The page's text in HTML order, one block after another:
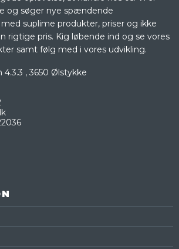
og søger nye spændende
suplime produkter, priser og ikke
rigtige pris. Kig løbende ind og se vores
samt følg med i vores udvikling.
, 3650 Ølstykke